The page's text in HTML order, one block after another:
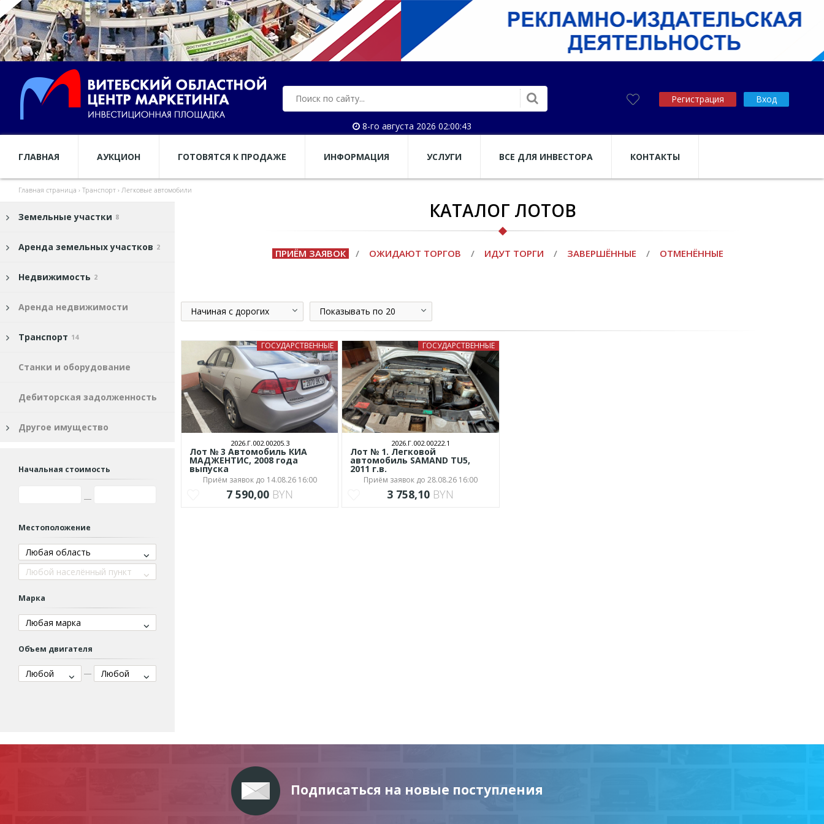
Регистрация Вход
8-го августа 2026 02:00:44
ГЛАВНАЯ АУКЦИОН ГОТОВЯТСЯ К ПРОДАЖЕ ИНФОРМАЦИЯ УСЛУГИ ВСЕ ДЛЯ ИНВЕСТОРА КОНТАКТЫ
Главная страница › Транспорт › Легковые автомобили
Земельные участки 8
Аренда земельных участков 2
Недвижимость 2
Аренда недвижимости
Транспорт 14
Станки и оборудование
Дебиторская задолженность
Другое имущество
Начальная стоимость
Местоположение
Любая область
Любой населённый пункт
Марка
Любая марка
Объем двигателя
Любой Любой
КАТАЛОГ ЛОТОВ
ПРИЁМ ЗАЯВОК / ОЖИДАЮТ ТОРГОВ / ИДУТ ТОРГИ / ЗАВЕРШЁННЫЕ / ОТМЕНЁННЫЕ
Начиная с дорогих Показывать по 20
ГОСУДАРСТВЕННЫЕ
2026.Г.002.00205.3
Лот № 3 Автомобиль КИА
МАДЖЕНТИС, 2008 года
выпуска
Приём заявок до 14.08.26 16:00
7 590,00 BYN
ГОСУДАРСТВЕННЫЕ
2026.Г.002.00222.1
Лот № 1. Легковой
автомобиль SAMAND TU5,
2011 г.в.
Приём заявок до 28.08.26 16:00
3 758,10 BYN
Подписаться на новые поступления